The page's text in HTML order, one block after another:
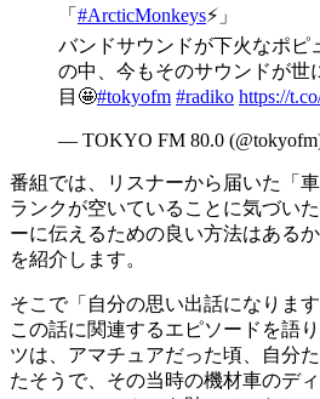
「 #ArcticMonkeys⚡️」
バンドサウンドが下火なポピ
の中、今もそのサウンドが世
目🤩#tokyofm #radiko https://
— TOKYO FM 80.0
番組では、リスナーから届いた「
ランクが空いていることに気づい
ーに伝えるための良い方法はある
を紹介します。
そこで「自分の思い出話になりま
この話に関連するエピソードを語
ツは、アマチュアだった頃、自分
たそうで、その当時の機材車のデ